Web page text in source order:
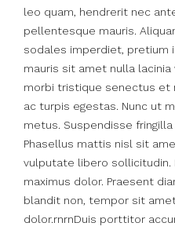
leo quam, hendrerit nec
pellentesque mauris.
sodales imperdiet, pretium
mauris sit amet nulla
morbi tristique senectus et
ac turpis egestas. Nunc ut
metus. Suspendisse
Phasellus mattis nisl sit
vulputate libero sollicitudin.
maximus dolor. Praesent
blandit non, tempor sit
dolor.rnrnDuis porttitor